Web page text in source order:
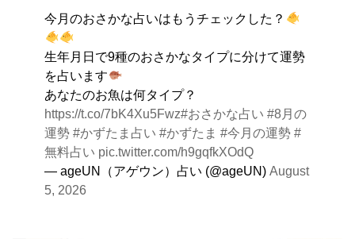
を。今月のおさかな占いはもうチェックした？
生年月日で9種のおさかなタイプに分けて運勢
を占います
あなたのお魚は何タイプ？
https://t.co/7bK4Xu5Fwz#おさかな占い #8月の
運勢 #かずたま占い #かずたま #今月の運勢 #
無料占い pic.twitter.com/h9gqfkXOdQ
— ageUN（アゲウン）占い (@ageUN)August
5, 2026